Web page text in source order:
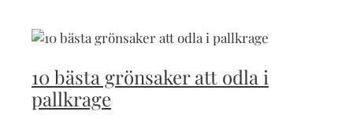
10 bästa grönsaker att odla i
pallkrage